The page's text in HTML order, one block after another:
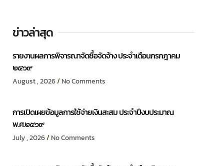
ข่าวล่าสุด
รายงานผลการพิจารณาจัดซื้อจัดจ้าง ประจำเดือนกรกฎาคม
๒๕๖๙
August , 2026 No Comments
การเปิดเผยข้อมูลการใช้จ่ายเงินสะสม ประจำปีงบประมาณ
พ.ศ.๒๕๖๙
July , 2026 No Comments